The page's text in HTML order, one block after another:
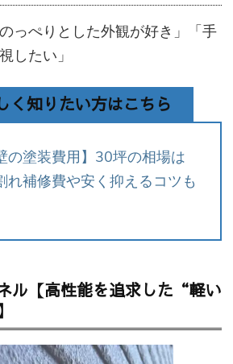
っぺりとした外観が好き」「手
したい」
く知りたい方はこちら
の塗装費用】30坪の相場は
れ補修費や安く抑えるコツも
ル【高性能を追求した“軽い